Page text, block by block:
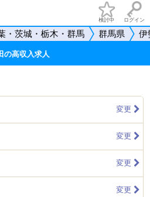
検討中 ログイン
・茨城・栃木・群馬 群馬県 伊
の高収入求人
変更
変更
変更
変更